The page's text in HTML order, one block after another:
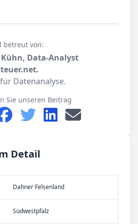
betreut von:
Data-Analyst
Datenanalyse.
Sie unseren Beitrag
Detail
Dahner Felsenland
Südwestpfalz